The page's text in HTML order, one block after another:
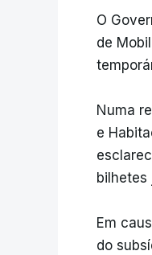
O
de
Numa
e
bilhetes
Em
do